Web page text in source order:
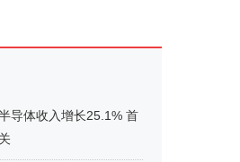
导体收入增长25.1% 首